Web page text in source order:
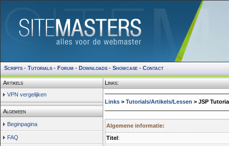
Scripts - Tutorials - Forum - Downloads - Showcase - Contact
Artikels
VPN vergelijken
Algemeen
Beginpagina
FAQ
Links:
Links > Tutorials/Artikels/Lessen > JSP
Algemene informatie:
Titel: